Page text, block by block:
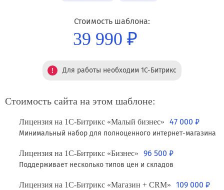
Стоимость шаблона:
39 990 ₽
! Для работы необходим 1С-Битрикс
Стоимость сайта на этом шаблоне:
Лицензия на 1С-Битрикс «Малый бизнес» 47 000 ₽
Минимальный набор для полноценного интернет-магазина
Лицензия на 1С-Битрикс «Бизнес» 96 500 ₽
Поддерживает несколько типов цен и складов
Лицензия на 1С-Битрикс «Магазин + CRM» 109 000 ₽